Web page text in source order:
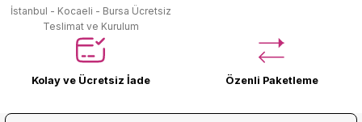
İstanbul - Kocaeli - Bursa Ücretsiz
Teslimat ve Kurulum
Kolay ve Ücretsiz İade Özenli Paketleme